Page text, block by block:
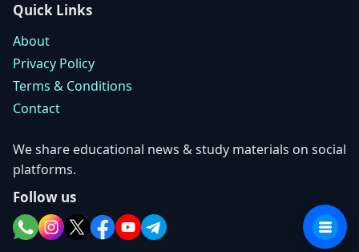
Quick Links
About
Privacy Policy
Terms & Conditions
Contact
We share educational news & study materials on social
platforms.
Follow us